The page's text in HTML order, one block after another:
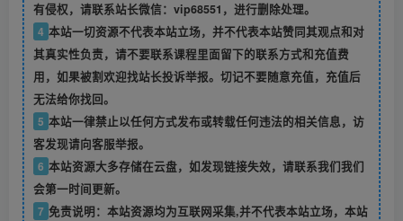
有侵权，请联系站长微信：vip68551，进行删除处理。
4 本站一切资源不代表本站立场，并不代表本站赞同其观点和对
其真实性负责，请不要联系课程里面留下的联系方式和充值费
用，如果被割欢迎找站长投诉举报。切记不要随意充值，充值后
无法给你找回。
5 本站一律禁止以任何方式发布或转载任何违法的相关信息，访
客发现请向客服举报。
6 本站资源大多存储在云盘，如发现链接失效，请联系我们我们
会第一时间更新。
7 免责说明：本站资源均为互联网采集,并不代表本站立场，本站